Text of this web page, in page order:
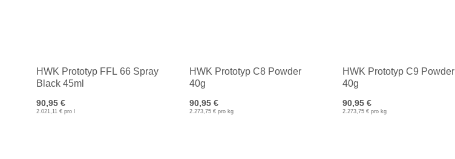
HWK Prototyp FFL 66 Spray
Black 45ml
90,95 €
2.021,11 € pro l
HWK Prototyp C8 Powder
40g
90,95 €
2.273,75 € pro kg
HWK Prototyp C9 Powder
40g
90,95 €
2.273,75 € pro kg